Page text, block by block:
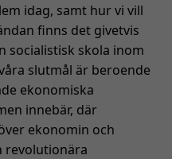
idag, samt hur vi vill
finns det givetvis
socialistisk skola inom
slutmål är beroende
ekonomiska
innebär, där
ekonomin och
revolutionära